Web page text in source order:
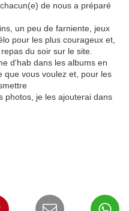
de nous a préparé
un peu de farniente, jeux
pour les plus courageux et,
du soir sur le site.
d'hab dans les albums en
que vous voulez et, pour les
photos, je les ajouterai dans